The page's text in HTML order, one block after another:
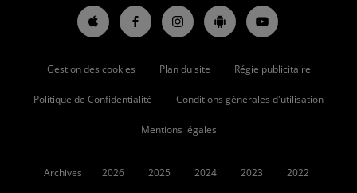
Gestion des cookies Plan du site Régie publicitaire
Politique de Confidentialité Conditions générales d'utilisation
Mentions légales
Archives 2026 2025 2024 2023 2022